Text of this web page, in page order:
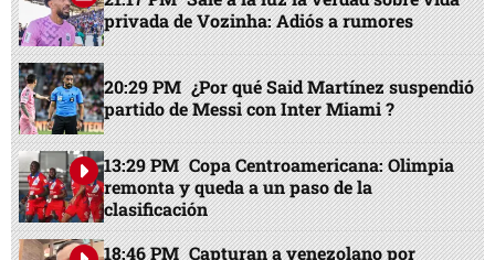
privada de Vozinha: Adiós a rumores
20:29 PM ¿Por qué Said Martínez suspendió
partido de Messi con Inter Miami ?
13:29 PM Copa Centroamericana: Olimpia
remonta y queda a un paso de la
clasificación
18:46 PM Capturan a venezolano por